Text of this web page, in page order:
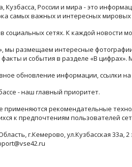
Кузбасса, России и мира - это
самых важных и интересных мировых
социальных сетях. К каждой новости
мы размещаем интересные
и события в разделе «В
обновление информации, ссылки
- наш главный приоритет.
рекомендательные
к предпочтениям пользователей
г.Кемерово, ул.Кузбасская 33а, 2